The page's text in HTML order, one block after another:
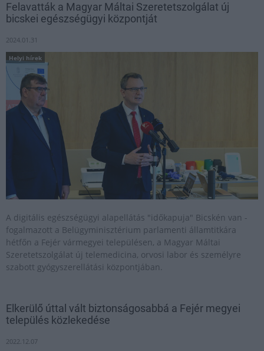
Felavatták a Magyar Máltai Szeretetszolgálat új
bicskei egészségügyi központját
2024.01.31
Helyi hírek
A digitális egészségügyi alapellátás "időkapuja" Bicskén van -
fogalmazott a Belügyminisztérium parlamenti államtitkára
hétfőn a Fejér vármegyei településen, a Magyar Máltai
Szeretetszolgálat új telemedicina, orvosi labor és személyre
szabott gyógyszerellátási központjában.
Elkerülő úttal vált biztonságosabbá a Fejér megyei
település közlekedése
2022.12.07